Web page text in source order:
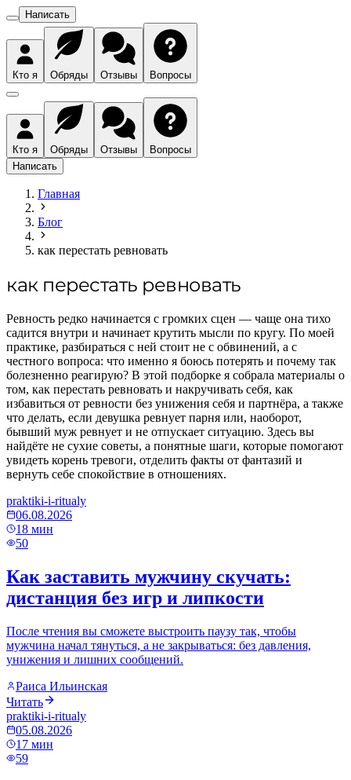
Написать
Кто я Обряды Отзывы Вопросы
Кто я Обряды Отзывы
Вопросы
Написать
Главная
Блог
как перестать ревновать
как перестать ревновать
Ревность редко начинается с громких сцен — чаще она тихо
садится внутри и начинает крутить мысли по кругу. По моей
практике, разбираться с ней стоит не с обвинений, а с
честного вопроса: что именно я боюсь потерять и почему так
болезненно реагирую? В этой подборке я собрала материалы о
том, как перестать ревновать и накручивать себя, как
избавиться от ревности без унижения себя и партнёра, а также
что делать, если девушка ревнует парня или, наоборот,
бывший муж ревнует и не отпускает ситуацию. Здесь вы
найдёте не сухие советы, а понятные шаги, которые помогают
увидеть корень тревоги, отделить факты от фантазий и
вернуть себе спокойствие в отношениях.
praktiki-i-ritualy
06.08.2026
18 мин
50
Как заставить мужчину скучать:
дистанция без игр и липкости
После чтения вы сможете выстроить паузу так, чтобы
мужчина начал тянуться, а не закрываться: без давления,
унижения и лишних сообщений.
Раиса Ильинская
Читать
praktiki-i-ritualy
05.08.2026
17 мин
59